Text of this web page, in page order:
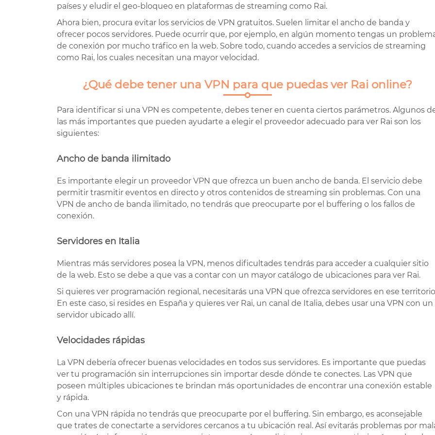
países y eludir el geo-bloqueo en plataformas de streaming como Rai.
Ahora bien, procura evitar los servicios de VPN gratuitos. Suelen limitar el ancho de banda y
ofrecer pocos servidores. Puede ocurrir que, por ejemplo, en algún momento tengas un
de conexión por mucho tráfico en la web. Sobre todo, cuando accedes a servicios de streaming
como Rai, los cuales necesitan una mayor velocidad.
¿Qué debe tener una VPN para que puedas ver Rai online?
Para identificar si una VPN es competente, debes tener en cuenta ciertos parámetros. Algunos
las más importantes que pueden ayudarte a elegir el proveedor adecuado para ver Rai son los
siguientes:
Ancho de banda ilimitado
Es importante elegir un proveedor VPN que ofrezca un buen ancho de banda. El servicio debe
permitir trasmitir eventos en directo y otros contenidos de streaming sin problemas. Con una
VPN de ancho de banda ilimitado, no tendrás que preocuparte por el buffering o los fallos de
conexión.
Servidores en Italia
Mientras más servidores posea la VPN, menos dificultades tendrás para acceder a cualquier sitio
de la web. Esto se debe a que vas a contar con un mayor catálogo de ubicaciones para ver Rai.
Si quieres ver programación regional, necesitarás una VPN que ofrezca servidores en ese
En este caso, si resides en España y quieres ver Rai, un canal de Italia, debes usar una VPN con un
servidor ubicado allí.
Velocidades rápidas
La VPN debería ofrecer buenas velocidades en todos sus servidores. Es importante que puedas
ver tu programación sin interrupciones sin importar desde dónde te conectes. Las VPN que
poseen múltiples ubicaciones te brindan más oportunidades de encontrar una conexión estable
y rápida.
Con una VPN rápida no tendrás que preocuparte por el buffering. Sin embargo, es aconsejable
que trates de conectarte a servidores cercanos a tu ubicación real. Así evitarás problemas por